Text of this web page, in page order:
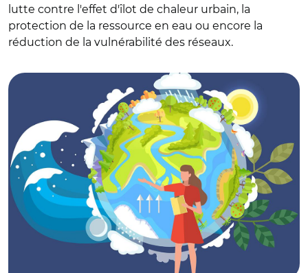
lutte contre l'effet d'îlot de chaleur urbain, la
protection de la ressource en eau ou encore la
réduction de la vulnérabilité des réseaux.